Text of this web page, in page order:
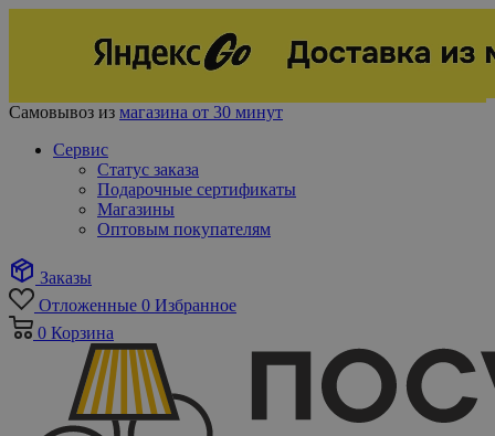
Самовывоз из магазина от 30 минут
Сервис
Статус заказа
Подарочные сертификаты
Магазины
Оптовым покупателям
Заказы
Отложенные 0 Избранное
0 Корзина